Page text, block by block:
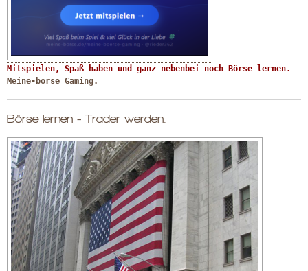
Meine-börse Gaming.
Börse lernen - Trader werden.